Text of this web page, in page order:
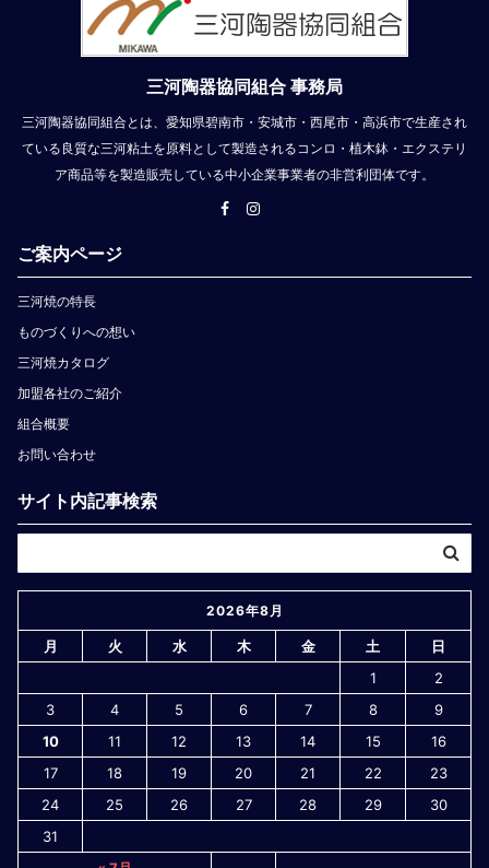
三河陶器協同組合 事務局
三河陶器協同組合とは、愛知県碧南市・安城市・西尾市・高浜市で生産され
ている良質な三河粘土を原料として製造されるコンロ・植木鉢・エクステリ
ア商品等を製造販売している中小企業事業者の非営利団体です。
ご案内ページ
三河焼の特長
ものづくりへの想い
三河焼カタログ
加盟各社のご紹介
組合概要
お問い合わせ
サイト内記事検索
2026年8月
月 火 水 木 金 土 日
1
2
3
4 5 6 7 8
9
10
11 12 13 14 15
16
17
18 19 20 21 22
23
24
25 26 27 28 29
30
31